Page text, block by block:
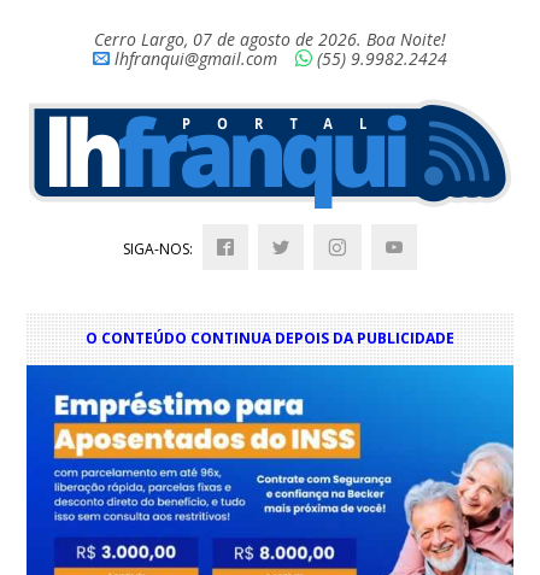
Cerro Largo, 07 de agosto de 2026. Boa Noite!
lhfranqui@gmail.com
(55) 9.9982.2424
SIGA-NOS:
O CONTEÚDO CONTINUA DEPOIS DA PUBLICIDADE